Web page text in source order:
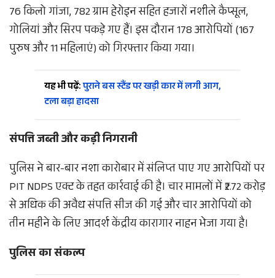
76 किलो गांजा, 782 ग्राम हेरोइन सहित हजारों नशीले कैप्सूल,
गोलियां और सिरप पकड़े गए हैं। इस दौरान 178 आरोपियों (167
पुरुष और 11 महिलाएं) को गिरफ्तार किया गया।
यह भी पढ़ें:पुराने बस स्टैंड पर खड़ी कार में लगी आग,
टला बड़ा हादसा
संपत्ति जब्ती और कड़ी निगरानी
पुलिस ने बार-बार नशा कारोबार में संलिप्त पाए गए आरोपियों पर
PIT NDPS एक्ट के तहत कार्रवाई की है। चार मामलों में ₹2.72 करोड़
से अधिक की अवैध संपत्ति सीज की गई और चार आरोपियों को
तीन महीने के लिए आदर्श केंद्रीय कारागार नाहन भेजा गया है।
पुलिस का संकल्प